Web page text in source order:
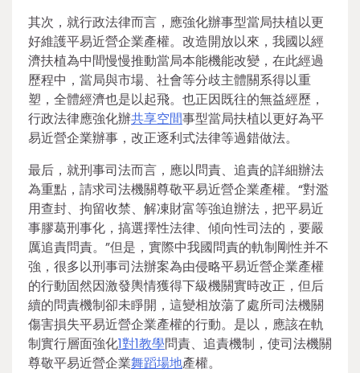
其次，就行政法律而言，應強化辦事型當局扶植以更
好維護平易近營企業產權。改造開放以來，我國以經
濟扶植為中間慢慢推動當局本能機能改變，在此經過
歷程中，當局與市場、社會等分歧主體關系得以重
塑，全體經濟也是以起飛。也正因既往的無益經歷，
行政法律應強化辦共享空間事型當局扶植以更好為平
易近營企業辦事，改正逐利式法律等過錯做法。
最后，就刑事司法而言，應以問責、追責的詳細辦法
為重點，請求司法機關尊敬平易近營企業產權。“對濫
用查封、拘留收禁、解凍財富等強迫辦法，把平易近
事膠葛刑事化，搞選擇性法律、傾向性司法的，要嚴
厲追責問責。”但是，實際中我國問責的軌制剛性并不
強，很多以刑事司法辦案為由侵略平易近營企業產權
的行動固然因激發輿情獲得下級機關實時改正，但后
續的問責機制卻未睜開，這變相放蕩了處所司法機關
傷害損失平易近營企業產權的行動。是以，應該在軌
制實行層面強化1對1教學問責、追責機制，使司法機關
尊敬平易近營企業舞蹈場地產權。